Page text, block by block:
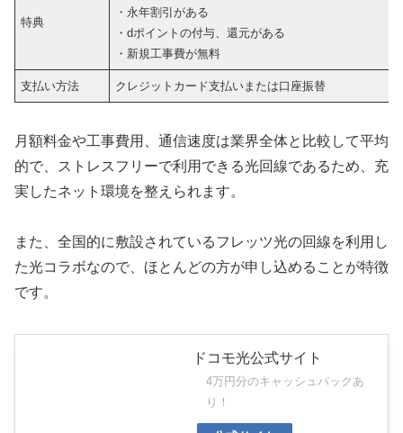
特典
・永年割引がある
・dポイントの付与、還元がある
・新規工事費が無料
支払い方法 クレジットカード支払いまたは口座振替
月額料金や工事費用、通信速度は業界全体と比較して平均
的で、ストレスフリーで利用できる光回線であるため、充
実したネット環境を整えられます。
また、全国的に敷設されているフレッツ光の回線を利用し
た光コラボなので、ほとんどの方が申し込めることが特徴
です。
ドコモ光公式サイト
4万円分のキャッシュバックあ
り！